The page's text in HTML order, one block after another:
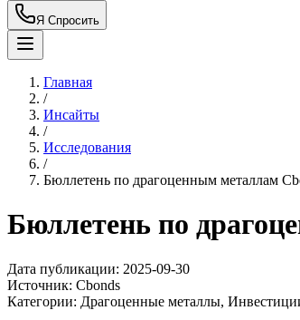
Я Спросить
Главная
/
Инсайты
/
Исследования
/
Бюллетень по драгоценным металлам
Бюллетень по
Дата публикации: 2025-09-30
Источник: Cbonds
Категории: Драгоценные металлы,